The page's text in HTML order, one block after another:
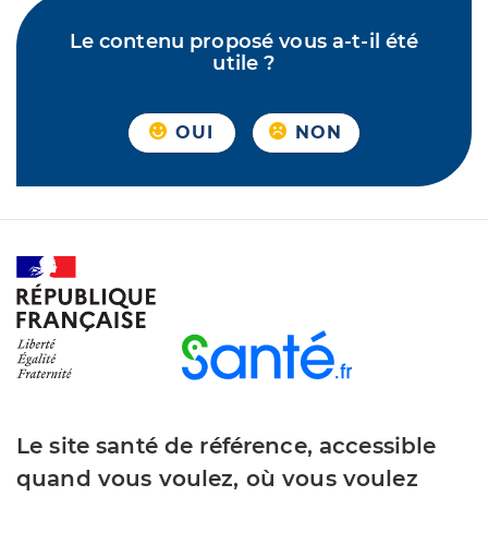
Le contenu proposé vous a-t-il été
utile ?
OUI NON
Le site santé de référence, accessible
quand vous voulez, où vous voulez